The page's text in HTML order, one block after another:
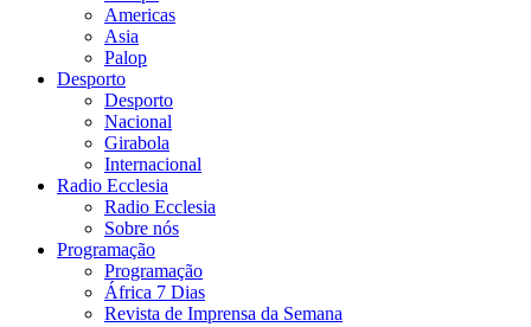
Americas
Asia
Palop
Desporto
Desporto
Nacional
Girabola
Internacional
Radio Ecclesia
Radio Ecclesia
Sobre nós
Programação
Programação
África 7 Dias
Revista de Imprensa da Semana